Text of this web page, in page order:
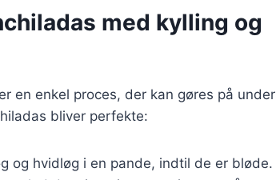
med kylling og
en enkel proces, der kan gøres på under
bliver perfekte:
og hvidløg i en pande, indtil de er bløde.